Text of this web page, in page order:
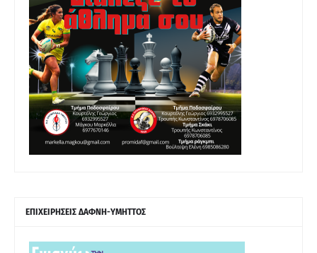
ΕΠΙΧΕΙΡΗΣΕΙΣ ΔΑΦΝΗ-ΥΜΗΤΤΟΣ